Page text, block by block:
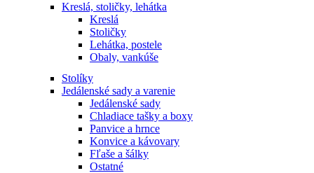
Kreslá, stoličky, lehátka
Kreslá
Stoličky
Lehátka, postele
Obaly, vankúše
Stolíky
Jedálenské sady a varenie
Jedálenské sady
Chladiace tašky a boxy
Panvice a hrnce
Konvice a kávovary
Fľaše a šálky
Ostatné